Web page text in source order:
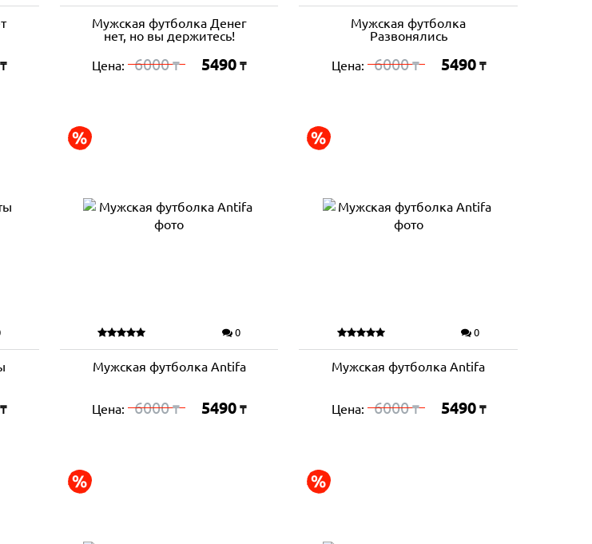
₸
Мужская футболка Денег
нет, но вы держитесь!
Цена: 6000₸ 5490 ₸
Мужская футболка
Развонялись
Цена: 6000₸ 5490 ₸
₸
0
Мужская футболка Antifa
Цена: 6000₸ 5490 ₸
0
Мужская футболка Antifa
Цена: 6000₸ 5490 ₸